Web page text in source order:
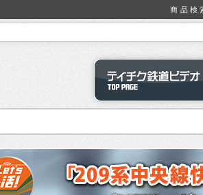
商品検